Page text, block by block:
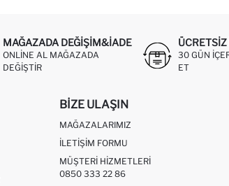
MAĞAZADA DEĞIŞIM&İADE
ONLINE AL MAĞAZADA
DEĞIŞTIR
30 GÜN
ET
BIZE ULAŞIN
MAĞAZALARIMIZ
İLETIŞIM FORMU
MÜŞTERI HIZMETLERI
0850 333 22 86